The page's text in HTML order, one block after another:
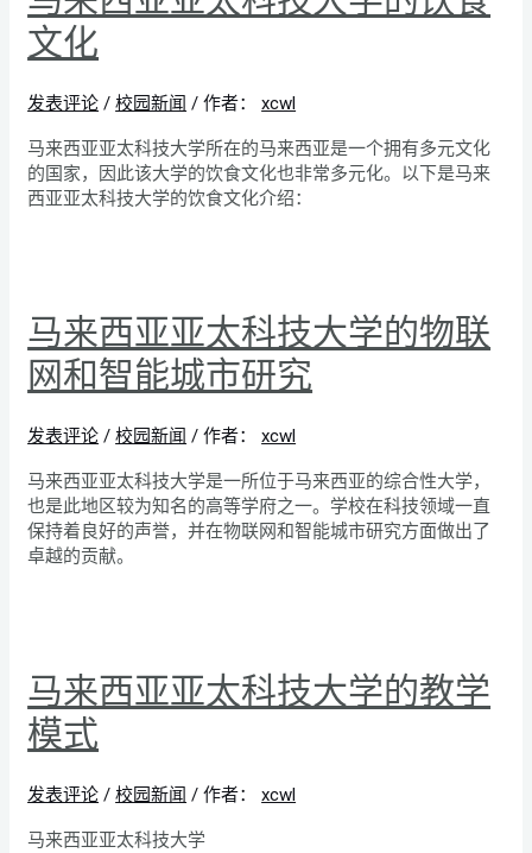
文化
发表评论 /校园新闻 / 作者： xcwl
马来西亚亚太科技大学所在的马来西亚是一个拥有多元文化
的国家，因此该大学的饮食文化也非常多元化。以下是马来
西亚亚太科技大学的饮食文化介绍：
马来西亚亚太科技大学的物联
网和智能城市研究
发表评论 /校园新闻 / 作者： xcwl
马来西亚亚太科技大学是一所位于马来西亚的综合性大学，
也是此地区较为知名的高等学府之一。学校在科技领域一直
保持着良好的声誉，并在物联网和智能城市研究方面做出了
卓越的贡献。
马来西亚亚太科技大学的教学
模式
发表评论 /校园新闻 / 作者： xcwl
马来西亚亚太科技大学